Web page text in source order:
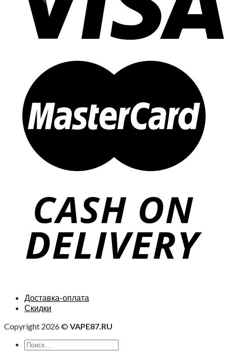
Доставка-оплата
Скидки
Copyright 2026 © VAPE87.RU